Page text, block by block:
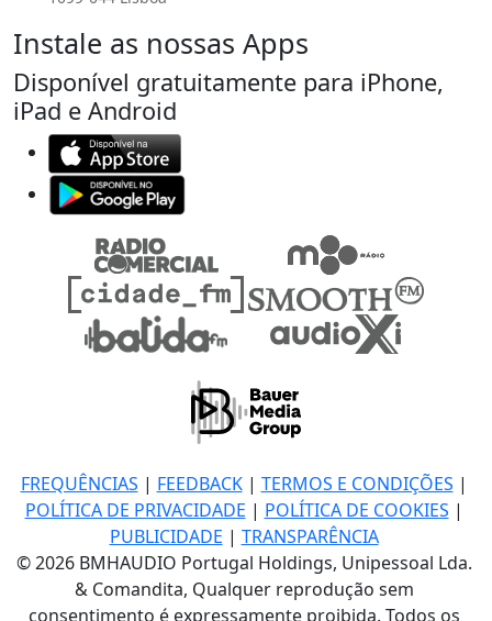
Instale as nossas Apps
Disponível gratuitamente para iPhone,
iPad e Android
FREQUÊNCIAS | FEEDBACK| TERMOS E CONDIÇÕES |
POLÍTICA DE PRIVACIDADE | POLÍTICA DE COOKIES |
PUBLICIDADE | TRANSPARÊNCIA
© 2026 BMHAUDIO Portugal Holdings, Unipessoal Lda.
& Comandita, Qualquer reprodução sem
consentimento é expressamente proibida. Todos os